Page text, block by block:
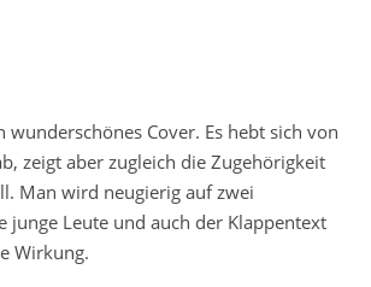
wunderschönes Cover. Es hebt sich von
zeigt aber zugleich die Zugehörigkeit
Man wird neugierig auf zwei
junge Leute und auch der Klappentext
Wirkung.